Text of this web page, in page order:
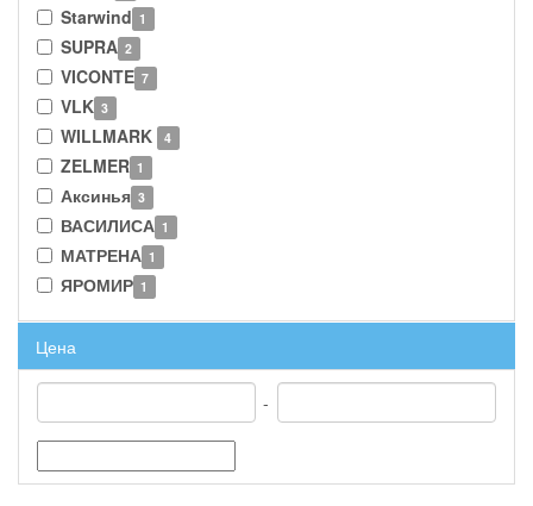
Starwind 1
SUPRA 2
VICONTE 7
VLK 3
WILLMARK 4
ZELMER 1
Аксинья 3
ВАСИЛИСА 1
МАТРЕНА 1
ЯРОМИР 1
Цена
-